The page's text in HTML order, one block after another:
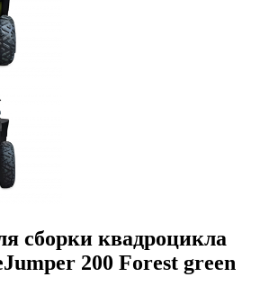
сборки квадроцикла
200 Forest green